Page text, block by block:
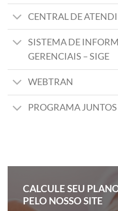
CENTRAL DE
SISTEMA DE
GERENCIAIS – SIGE
WEBTRAN
PROGRAMA
CALCULE SEU
PELO NOSSO SITE